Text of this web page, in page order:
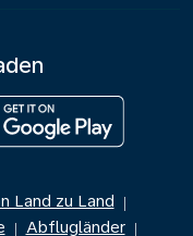
Land zu Land |
| Abflugländer |